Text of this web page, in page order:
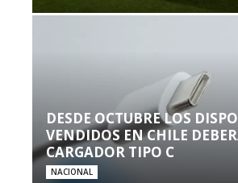
DESDE OCTUBRE LOS
VENDIDOS EN CHILE
CARGADOR TIPO C
NACIONAL